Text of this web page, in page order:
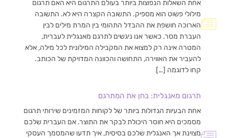
אחת השאלות הנפוצות ביותר בעולם התרגום היא האם תרגום
מילולי פשוט הוא מספיק. התשובה הקצרה היא לא. התשובה
הארוכה חושפת את ההבדל התהומי בין המרת מילים לבין
העברת מסר. כאשר אנו ניגשים לתרגם מאנגלית לעברית,
המטרה אינה רק למצוא את המקבילה המילונית לכל מילה, אלא
להעביר את האווירה, התחושה והכוונה המדויקת של הכותב.
קחו לדוגמה […]
תרגום מאנגלית: בחן את המתרגם
אחת הבעיות הגדולות ביותר של לקוחות המזמינים שירותי תרגום
מסמכים היא חוסר היכולת לבקר את התוצר. אם העברית שלכם
מצוינת אך האנגלית שלכם בסיסית, איך תדעו שהמסמך העסקי